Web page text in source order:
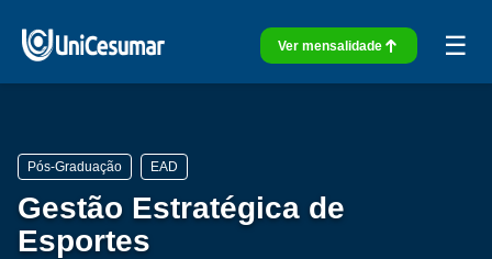
Ver mensalidade ☰
Pós-Graduação EAD
Gestão Estratégica de
Esportes